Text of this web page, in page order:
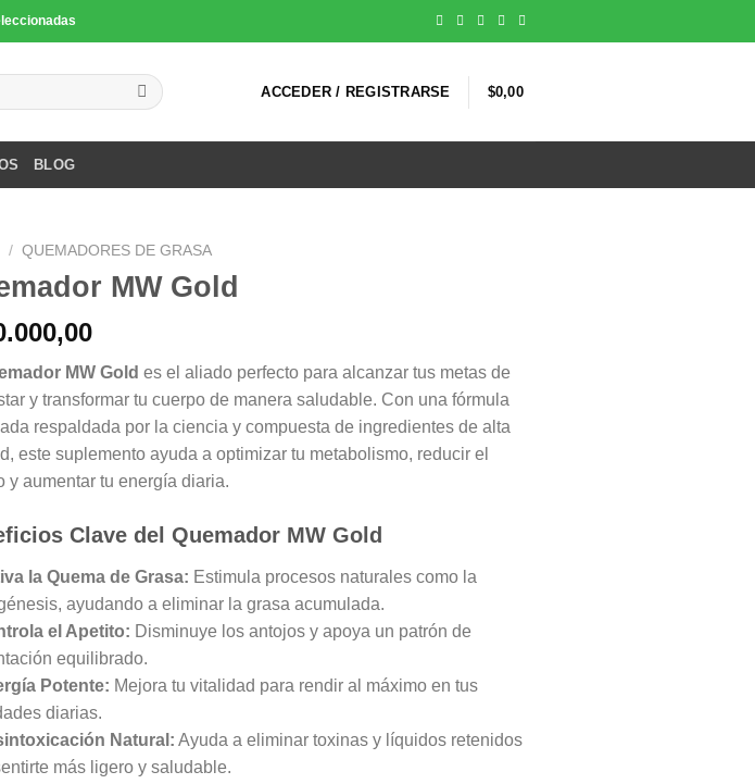
ACCEDER / REGISTRARSE $0,00
BLOG
/ QUEMADORES DE GRASA
MW Gold
MW Gold es el aliado perfecto para alcanzar tus metas de
y transformar tu cuerpo de manera saludable. Con una fórmula
respaldada por la ciencia y compuesta de ingredientes de alta
este suplemento ayuda a optimizar tu metabolismo, reducir el
y aumentar tu energía diaria.
Clave del Quemador MW Gold
la Quema de Grasa: Estimula procesos naturales como la
ayudando a eliminar la grasa acumulada.
el Apetito: Disminuye los antojos y apoya un patrón de
equilibrado.
Potente: Mejora tu vitalidad para rendir al máximo en tus
diarias.
Natural: Ayuda a eliminar toxinas y líquidos retenidos
más ligero y saludable.